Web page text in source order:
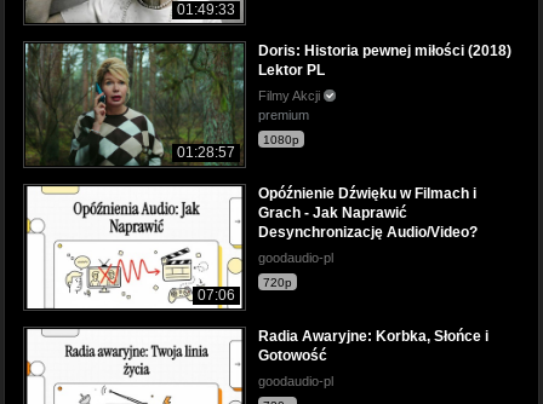
01:49:33
01:28:57
Doris: Historia pewnej miłości (2018)
Lektor PL
Filmy Akcji
premium
1080p
07:06
Opóźnienie Dźwięku w Filmach i
Grach - Jak Naprawić
Desynchronizację Audio/Video?
goodaudio-pl
720p
Radia Awaryjne: Korbka, Słońce i
Gotowość
goodaudio-pl